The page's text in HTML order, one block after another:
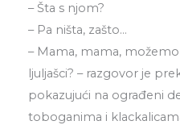
– Šta s njom?
– Pa ništa, zašto…
– Mama, mama,
ljuljašci? – razgovor je
pokazujući na ograđeni
toboganima i